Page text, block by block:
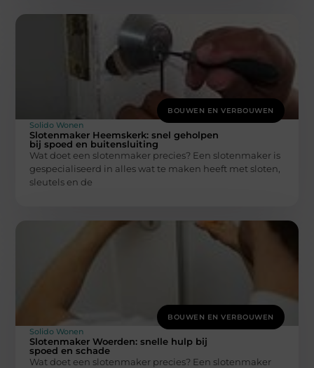
BOUWEN EN VERBOUWEN
Solido Wonen
Slotenmaker Heemskerk: snel geholpen
bij spoed en buitensluiting
Wat doet een slotenmaker precies? Een slotenmaker is
gespecialiseerd in alles wat te maken heeft met sloten,
sleutels en de
BOUWEN EN VERBOUWEN
Solido Wonen
Slotenmaker Woerden: snelle hulp bij
spoed en schade
Wat doet een slotenmaker precies? Een slotenmaker